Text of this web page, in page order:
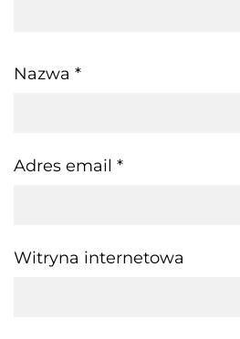
Nazwa *
Adres email *
Witryna internetowa